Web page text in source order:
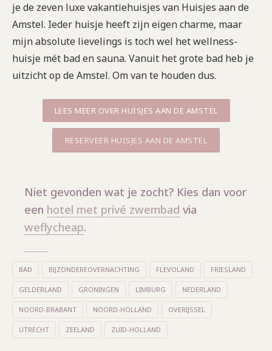
je de zeven luxe vakantiehuisjes van Huisjes aan de
Amstel. Ieder huisje heeft zijn eigen charme, maar
mijn absolute lievelings is toch wel het wellness-
huisje mét bad en sauna. Vanuit het grote bad heb je
uitzicht op de Amstel. Om van te houden dus.
LEES MEER OVER HUISJES AAN DE AMSTEL
RESERVEER HUISJES AAN DE AMSTEL
Niet gevonden wat je zocht? Kies dan voor
een hotel met privé zwembad via
weflycheap.
BAD BIJZONDEREOVERNACHTING FLEVOLAND FRIESLAND
GELDERLAND GRONINGEN LIMBURG NEDERLAND
NOORD-BRABANT NOORD-HOLLAND OVERIJSSEL
UTRECHT ZEELAND ZUID-HOLLAND